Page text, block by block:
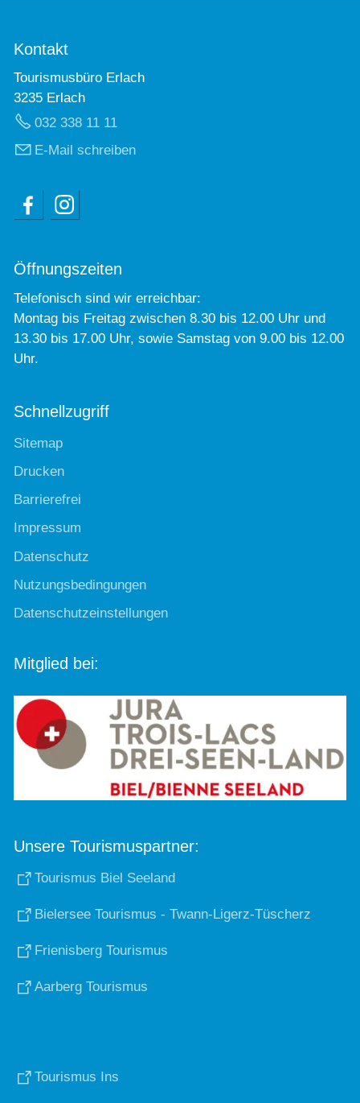
Kontakt
Tourismusbüro Erlach
3235 Erlach
032 338 11 11
E-Mail schreiben
Öffnungszeiten
Telefonisch sind wir erreichbar:
Montag bis Freitag zwischen 8.30 bis 12.00 Uhr und
13.30 bis 17.00 Uhr, sowie Samstag von 9.00 bis 12.00
Uhr.
Schnellzugriff
Sitemap
Drucken
Barrierefrei
Impressum
Datenschutz
Nutzungsbedingungen
Datenschutzeinstellungen
Mitglied bei:
Unsere Tourismuspartner:
Tourismus Biel Seeland
Bielersee Tourismus - Twann-Ligerz-Tüscherz
Frienisberg Tourismus
Aarberg Tourismus
Tourismus Ins